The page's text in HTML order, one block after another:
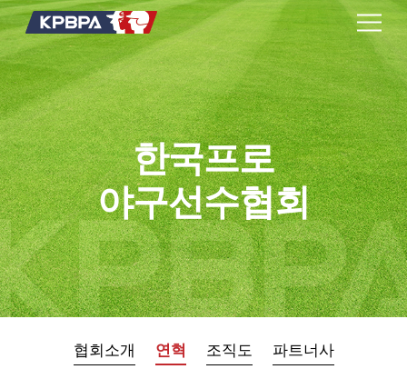
한국프로
야구선수협회
협회소개 연혁 조직도 파트너사